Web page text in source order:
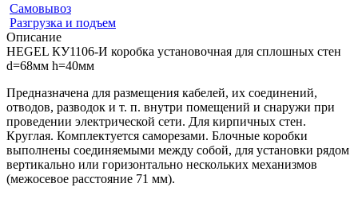
Самовывоз
Разгрузка и подъем
Описание
HEGEL КУ1106-И коробка установочная для сплошных стен
d=68мм h=40мм
Предназначена для размещения кабелей, их соединений,
отводов, разводок и т. п. внутри помещений и снаружи при
проведении электрической сети. Для кирпичных стен.
Круглая. Комплектуется саморезами. Блочные коробки
выполнены соединяемыми между собой, для установки рядом
вертикально или горизонтально нескольких механизмов
(межосевое расстояние 71 мм).